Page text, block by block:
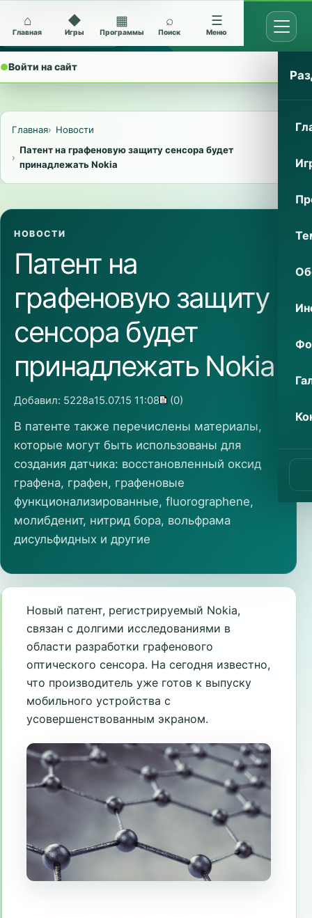
Архив Nokia 5228
●Войти на сайт
⌂
Главная
◆
Игры
▦
Программы
⌕
Поиск
☰
Меню
Главная
Новости
Патент на графеновую защиту сенсора будет
принадлежать Nokia
НОВОСТИ
Патент на
графеновую защиту
сенсора будет
принадлежать Nokia
Добавил: 5228a15.07.15 11:08 (0)
В патенте также перечислены материалы,
которые могут быть использованы для
создания датчика: восстановленный оксид
графена, графен, графеновые
функционализированные, fluorographene,
молибденит, нитрид бора, вольфрама
дисульфидных и другие
Новый патент, регистрируемый Nokia,
связан с долгими исследованиями в
области разработки графенового
оптического сенсора. На сегодня известно,
что производитель уже готов к выпуску
мобильного устройства с
усовершенствованным экраном.